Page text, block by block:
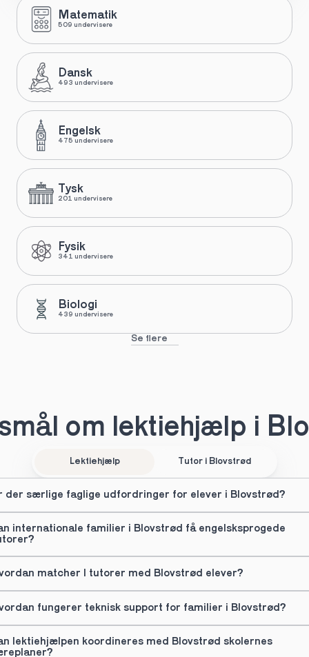
Matematik
509 undervisere
Dansk
493 undervisere
Engelsk
475 undervisere
Tysk
201 undervisere
Fysik
341 undervisere
Biologi
439 undervisere
Se flere
om lektiehjælp i
Lektiehjælp Tutor i Blovstrød
der særlige faglige udfordringer for elever i Blovstrød?
internationale familier i Blovstrød få engelsksprogede
matcher I tutorer med Blovstrød elever?
fungerer teknisk support for familier i Blovstrød?
lektiehjælpen koordineres med Blovstrød skolernes